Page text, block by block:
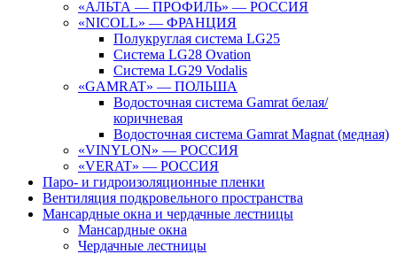
«АЛЬТА — ПРОФИЛЬ» — РОССИЯ
«NICOLL» — ФРАНЦИЯ
Полукруглая система LG25
Система LG28 Ovation
Система LG29 Vodalis
«GAMRAT» — ПОЛЬША
Водосточная система Gamrat белая/
коричневая
Водосточная система Gamrat Magnat (медная)
«VINYLON» — РОССИЯ
«VERAT» — РОССИЯ
Паро- и гидроизоляционные пленки
Вентиляция подкровельного пространства
Мансардные окна и чердачные лестницы
Мансардные окна
Чердачные лестницы